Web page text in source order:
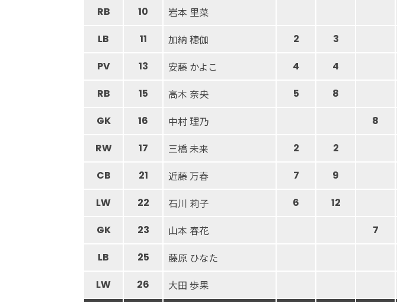
RB
10 岩本 里菜
LB 11 加納 穂伽 2
3
PV
13 安藤 かよこ 4
4
RB
15 高木 奈央 5 8
GK
16 中村 理乃 8
RW
17 三橋 未来 2
2
CB
21 近藤 万春 7
9
LW
22 石川 莉子 6
12
GK
23 山本 春花 7
LB
25 藤原 ひなた
LW 26 大田 歩果